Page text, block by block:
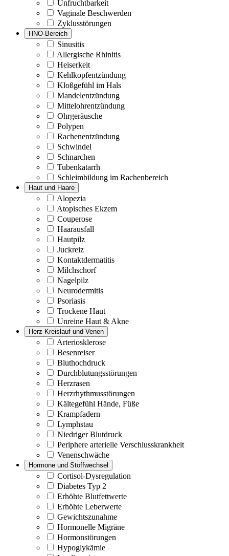
Unfruchtbarkeit
Vaginale Beschwerden
Zyklusstörungen
HNO-Bereich
Sinusitis
Allergische Rhinitis
Heiserkeit
Kehlkopfentzündung
Kloßgefühl im Hals
Mandelentzündung
Mittelohrentzündung
Ohrgeräusche
Polypen
Rachenentzündung
Schwindel
Schnarchen
Tubenkatarrh
Schleimbildung im Rachenbereich
Haut und Haare
Alopezia
Atopisches Ekzem
Couperose
Haarausfall
Hautpilz
Juckreiz
Kontaktdermatitis
Milchschorf
Nagelpilz
Neurodermitis
Psoriasis
Trockene Haut
Unreine Haut & Akne
Herz-Kreislauf und Venen
Arteriosklerose
Besenreiser
Bluthochdruck
Durchblutungsstörungen
Herzrasen
Herzrhythmusstörungen
Kältegefühl Hände, Füße
Krampfadern
Lymphstau
Niedriger Blutdruck
Periphere arterielle Verschlusskrankheit
Venenschwäche
Hormone und Stoffwechsel
Cortisol-Dysregulation
Diabetes Typ 2
Erhöhte Blutfettwerte
Erhöhte Leberwerte
Gewichtszunahme
Hormonelle Migräne
Hormonstörungen
Hypoglykämie